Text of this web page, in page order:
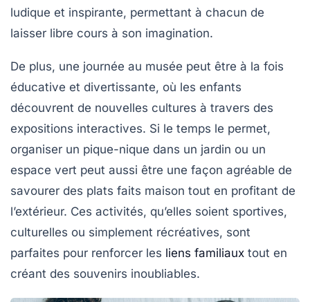
ludique et inspirante, permettant à chacun de
laisser libre cours à son imagination.
De plus, une journée au musée peut être à la fois
éducative et divertissante, où les enfants
découvrent de nouvelles cultures à travers des
expositions interactives. Si le temps le permet,
organiser un pique-nique dans un jardin ou un
espace vert peut aussi être une façon agréable de
savourer des plats faits maison tout en profitant de
l’extérieur. Ces activités, qu’elles soient sportives,
culturelles ou simplement récréatives, sont
parfaites pour renforcer les liens familiaux tout en
créant des souvenirs inoubliables.